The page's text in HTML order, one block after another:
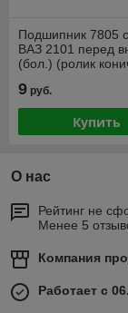
Подшипник 7805
ВАЗ 2101 перед
(бол.) (ролик
9 руб.
Купить
О нас
Рейтинг не
Менее 5
Компания
Работает с